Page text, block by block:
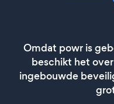
Omdat powr is
beschikt het
ingebouwde